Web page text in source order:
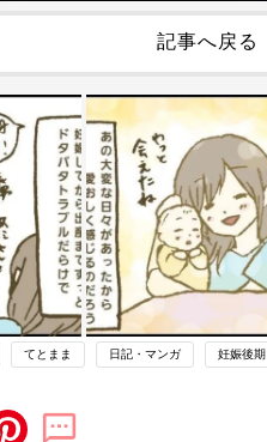
記事へ戻る
てとまま 日記・マンガ 妊娠後期